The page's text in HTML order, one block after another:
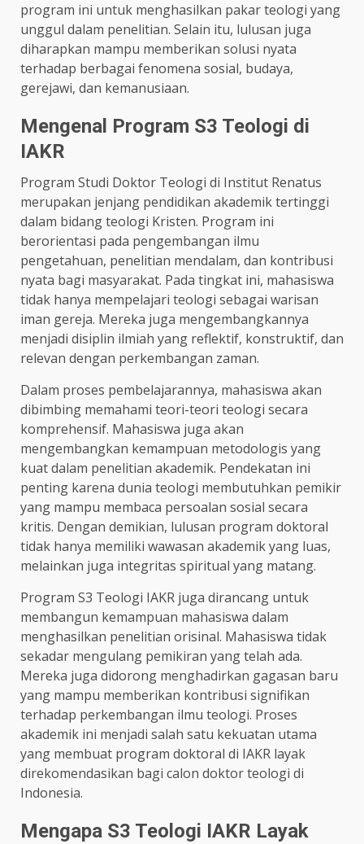
program ini untuk menghasilkan pakar teologi yang
unggul dalam penelitian. Selain itu, lulusan juga
diharapkan mampu memberikan solusi nyata
terhadap berbagai fenomena sosial, budaya,
gerejawi, dan kemanusiaan.
Mengenal Program S3 Teologi di
IAKR
Program Studi Doktor Teologi di Institut Renatus
merupakan jenjang pendidikan akademik tertinggi
dalam bidang teologi Kristen. Program ini
berorientasi pada pengembangan ilmu
pengetahuan, penelitian mendalam, dan kontribusi
nyata bagi masyarakat. Pada tingkat ini, mahasiswa
tidak hanya mempelajari teologi sebagai warisan
iman gereja. Mereka juga mengembangkannya
menjadi disiplin ilmiah yang reflektif, konstruktif, dan
relevan dengan perkembangan zaman.
Dalam proses pembelajarannya, mahasiswa akan
dibimbing memahami teori-teori teologi secara
komprehensif. Mahasiswa juga akan
mengembangkan kemampuan metodologis yang
kuat dalam penelitian akademik. Pendekatan ini
penting karena dunia teologi membutuhkan pemikir
yang mampu membaca persoalan sosial secara
kritis. Dengan demikian, lulusan program doktoral
tidak hanya memiliki wawasan akademik yang luas,
melainkan juga integritas spiritual yang matang.
Program S3 Teologi IAKR juga dirancang untuk
membangun kemampuan mahasiswa dalam
menghasilkan penelitian orisinal. Mahasiswa tidak
sekadar mengulang pemikiran yang telah ada.
Mereka juga didorong menghadirkan gagasan baru
yang mampu memberikan kontribusi signifikan
terhadap perkembangan ilmu teologi. Proses
akademik ini menjadi salah satu kekuatan utama
yang membuat program doktoral di IAKR layak
direkomendasikan bagi calon doktor teologi di
Indonesia.
Mengapa S3 Teologi IAKR Layak